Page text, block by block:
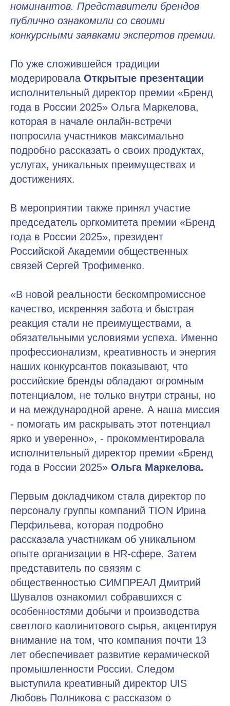
номинантов. Представители брендов
публично ознакомили со своими
конкурсными заявками экспертов премии.
По уже сложившейся традиции
модерировала Открытые презентации
исполнительный директор премии «Бренд
года в России 2025» Ольга Маркелова,
которая в начале онлайн-встречи
попросила участников максимально
подробно рассказать о своих продуктах,
услугах, уникальных преимуществах и
достижениях.
В мероприятии также принял участие
председатель оргкомитета премии «Бренд
года в России 2025», президент
Российской Академии общественных
связей Сергей Трофименко.
«В новой реальности бескомпромиссное
качество, искренняя забота и быстрая
реакция стали не преимуществами, а
обязательными условиями успеха. Именно
профессионализм, креативность и энергия
наших конкурсантов показывают, что
российские бренды обладают огромным
потенциалом, не только внутри страны, но
и на международной арене. А наша миссия
- помогать им раскрывать этот потенциал
ярко и уверенно», - прокомментировала
исполнительный директор премии «Бренд
года в России 2025» Ольга Маркелова.
Первым докладчиком стала директор по
персоналу группы компаний TION Ирина
Перфильева, которая подробно
рассказала участникам об уникальном
опыте организации в HR-сфере. Затем
представитель по связям с
общественностью СИМПРЕАЛ Дмитрий
Шувалов ознакомил собравшихся с
особенностями добычи и производства
светлого каолинитового сырья, акцентируя
внимание на том, что компания почти 13
лет обеспечивает развитие керамической
промышленности России. Следом
выступила креативный директор UIS
Любовь Полникова с рассказом о